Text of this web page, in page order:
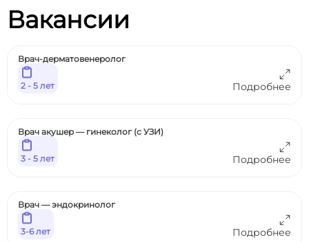
Вакансии
Врач-дерматовенеролог
Подробнее
2 - 5 лет
Врач акушер — гинеколог (с УЗИ)
Подробнее
3 - 5 лет
Врач — эндокринолог
Подробнее
3-6 лет